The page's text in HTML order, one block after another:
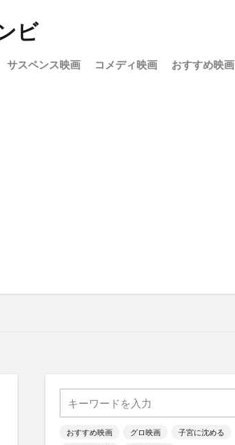
ビ
サスペンス映画 コメディ映画 おすすめ映画
おすすめ映画 グロ映画
子宮に沈める